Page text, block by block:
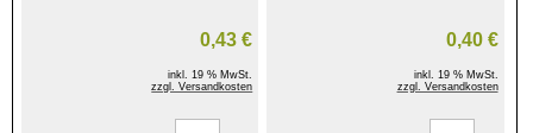
0,43 €
inkl. 19 % MwSt.
zzgl. Versandkosten
0,40 €
inkl. 19 % MwSt.
zzgl. Versandkosten